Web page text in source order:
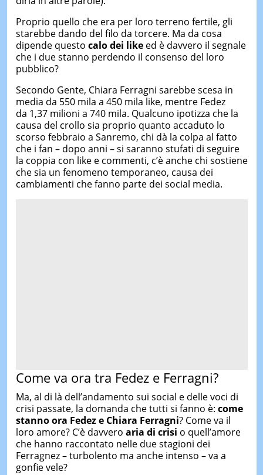
Proprio quello che era per loro terreno fertile, gli
starebbe dando del filo da torcere. Ma da cosa
dipende questo calo dei likeed è davvero il segnale
che i due stanno perdendo il consenso del loro
pubblico?
Secondo Gente, Chiara Ferragni sarebbe scesa in
media da 550 mila a 450 mila like, mentre Fedez
da 1,37 milioni a 740 mila. Qualcuno ipotizza che la
causa del crollo sia proprio quanto accaduto lo
scorso febbraio a Sanremo, chi dà la colpa al fatto
che i fan – dopo anni – si saranno stufati di seguire
la coppia con like e commenti, c’è anche chi sostiene
che sia un fenomeno temporaneo, causa dei
cambiamenti che fanno parte dei social media.
Come va ora tra Fedez e Ferragni?
Ma, al di là dell’andamento sui social e delle voci di
crisi passate, la domanda che tutti si fanno è: come
stanno ora Fedez e Chiara Ferragni? Come va il
loro amore? C’è davvero aria di crisi o quell’amore
che hanno raccontato nelle due stagioni dei
Ferragnez – turbolento ma anche intenso – va a
gonfie vele?